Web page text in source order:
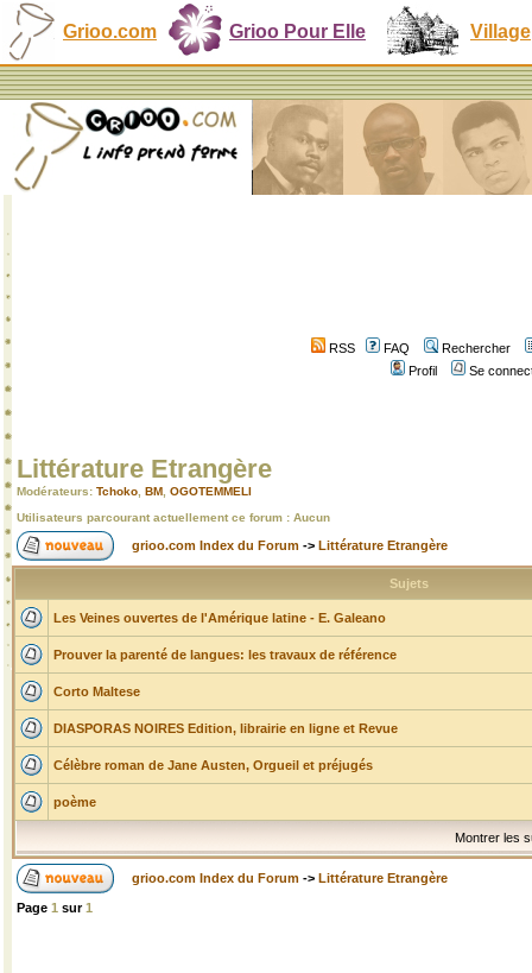
Grioo.com Grioo Pour Elle Village
RSS FAQ
Rechercher
Profil
Se
Littérature Etrangère
Modérateurs: Tchoko BM OGOTEMMELI
Utilisateurs parcourant actuellement ce forum : Aucun
grioo.com Index du Forum -> Littérature Etrangère
Sujets
Les Veines ouvertes de l'Amérique latine - E. Galeano
Prouver la parenté de langues: les travaux de référence
Corto Maltese
DIASPORAS NOIRES Edition, librairie en ligne et Revue
Célèbre roman de Jane Austen, Orgueil et préjugés
poème
Montrer les
grioo.com Index du Forum -> Littérature Etrangère
Page 1 sur1